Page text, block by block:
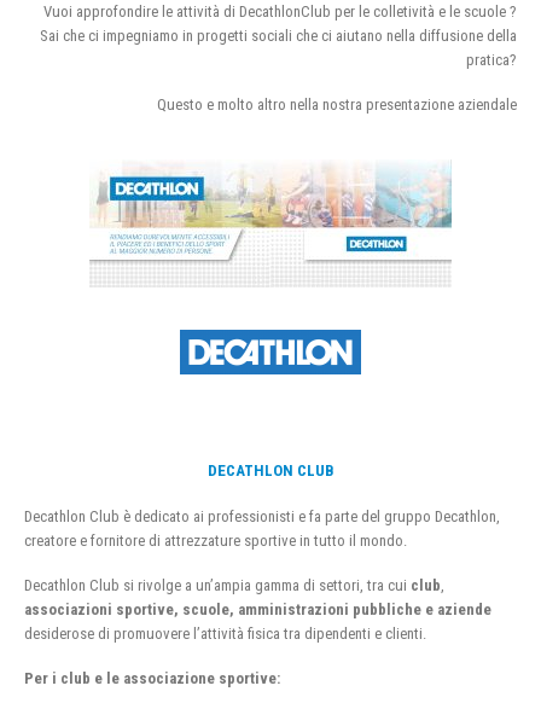
Vuoi approfondire le attività di DecathlonClub per le colletività e le scuole ?
Sai che ci impegniamo in progetti sociali che ci aiutano nella diffusione della
pratica?
Questo e molto altro nella nostra presentazione aziendale
DECATHLON CLUB
Decathlon Club è dedicato ai professionisti e fa parte del gruppo Decathlon,
creatore e fornitore di attrezzature sportive in tutto il mondo.
Decathlon Club si rivolge a un’ampia gamma di settori, tra cui club
associazioni sportive, scuole, amministrazioni pubbliche e aziende
desiderose di promuovere l’attività fisica tra dipendenti e clienti.
Per i club e le associazione sportive: